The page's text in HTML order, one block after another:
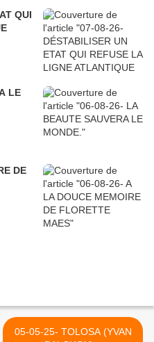
QUI
LE
DE
05-05-25- TOLOSA (YVAN